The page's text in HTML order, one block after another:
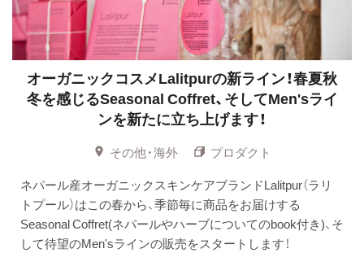
オーガニックコスメLalitpurの新ライン！春夏秋
冬を感じるSeasonal Coffret、そしてMen'sライ
ンを新たに立ち上げます！
その他・海外
プロダクト
ネパール産オーガニックスキンケアブランドLalitpur（ラリ
トプール）はこの春から、季節毎に商品をお届けする
Seasonal Coffret(ネパールやハーブについてのbook付き)、そ
して待望のMen'sラインの販売をスタートします！